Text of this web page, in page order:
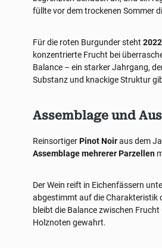
füllte vor dem trockenen Sommer
Für die roten Burgunder steht 2022
konzentrierte Frucht bei
Balance – ein starker Jahrgang,
Substanz und knackige Struktur
Assemblage und
ReinsortigerPinot Noiraus dem
Assemblage mehrerer Parzellen
Der Wein reift in Eichenfässern
abgestimmt auf die Charakteristik
bleibt die Balance zwischen Frucht
Holznoten gewahrt.